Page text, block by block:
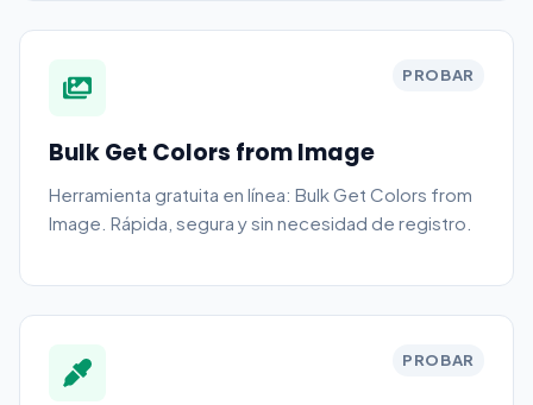
PROBAR
Bulk Get Colors from Image
Herramienta gratuita en línea: Bulk Get Colors from
Image. Rápida, segura y sin necesidad de registro.
PROBAR